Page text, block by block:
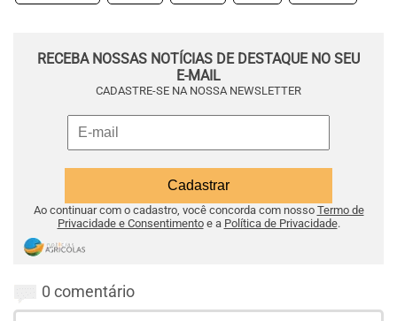
RECEBA NOSSAS NOTÍCIAS DE DESTAQUE NO SEU
E-MAIL
CADASTRE-SE NA NOSSA NEWSLETTER
Ao continuar com o cadastro, você concorda com nosso Termo de
Privacidade e Consentimentoe a Política de Privacidade.
0 comentário